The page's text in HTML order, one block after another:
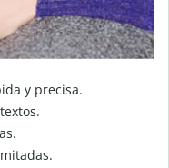
y precisa.